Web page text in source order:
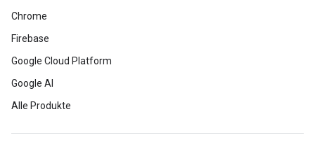
Chrome
Firebase
Google Cloud Platform
Google AI
Alle Produkte